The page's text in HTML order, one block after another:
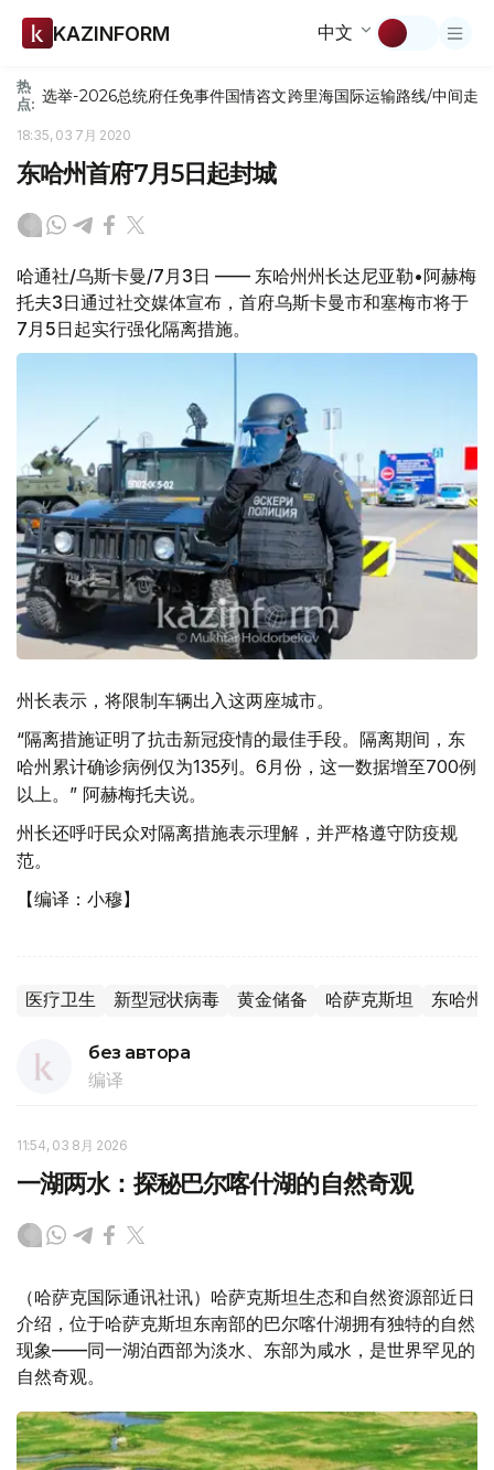
KAZINFORM 中文
热
点: 选举-2026总统府任免事件国情咨文跨里海国际运输路线/中间走廊
18:35, 03 7月 2020
东哈州首府7月5日起封城
哈通社/乌斯卡曼/7月3日 —— 东哈州州长达尼亚勒•阿赫梅
托夫3日通过社交媒体宣布，首府乌斯卡曼市和塞梅市将于
7月5日起实行强化隔离措施。
州长表示，将限制车辆出入这两座城市。
“隔离措施证明了抗击新冠疫情的最佳手段。隔离期间，东
哈州累计确诊病例仅为135列。6月份，这一数据增至700例
以上。” 阿赫梅托夫说。
州长还呼吁民众对隔离措施表示理解，并严格遵守防疫规
范。
【编译：小穆】
医疗卫生 新型冠状病毒 黄金储备 哈萨克斯坦 东哈州
без автора
编译
11:54, 03 8月 2026
一湖两水：探秘巴尔喀什湖的自然奇观
（哈萨克国际通讯社讯）哈萨克斯坦生态和自然资源部近日
介绍，位于哈萨克斯坦东南部的巴尔喀什湖拥有独特的自然
现象——同一湖泊西部为淡水、东部为咸水，是世界罕见的
自然奇观。